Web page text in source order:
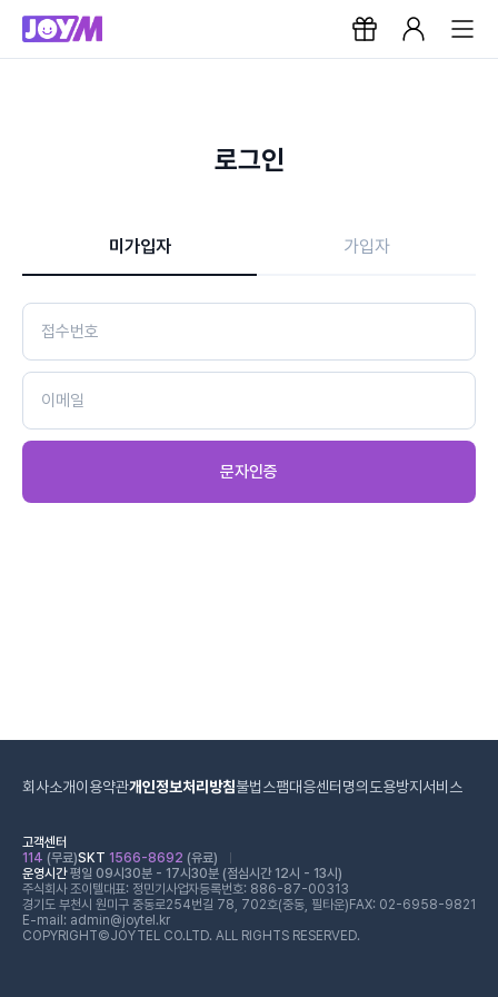
로그인
미가입자 가입자
문자인증
회사소개이용약관개인정보처리방침불법스팸대응센터 명의도용방지서비스
고객센터
114 (무료)SKT 1566-8692 (유료)
운영시간평일 09시30분 - 17시30분 (점심시간 12시 - 13시)
주식회사 조이텔대표: 정민기 사업자등록번호: 886-87-00313
경기도 부천시 원미구 중동로254번길 78, 702호(중동, 필타운) FAX: 02-6958-9821
E-mail: admin@joytel.kr
COPYRIGHT©JOYTEL CO.LTD. ALL RIGHTS RESERVED.